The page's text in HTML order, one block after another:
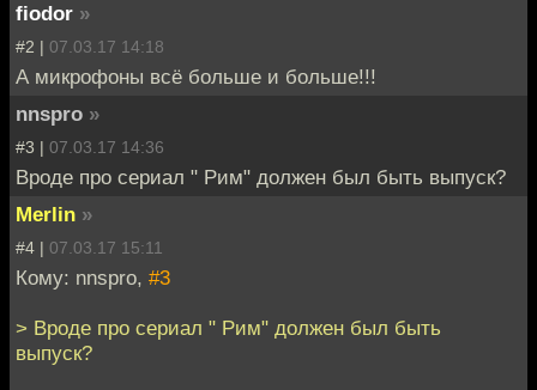
fiodor »
#2 | 07.03.17 14:18
А микрофоны всё больше и больше!!!
nnspro »
#3 | 07.03.17 14:36
Вроде про сериал " Рим" должен был быть выпуск?
Merlin »
#4 | 07.03.17 15:11
Кому: nnspro, #3
> Вроде про сериал " Рим" должен был быть
выпуск?